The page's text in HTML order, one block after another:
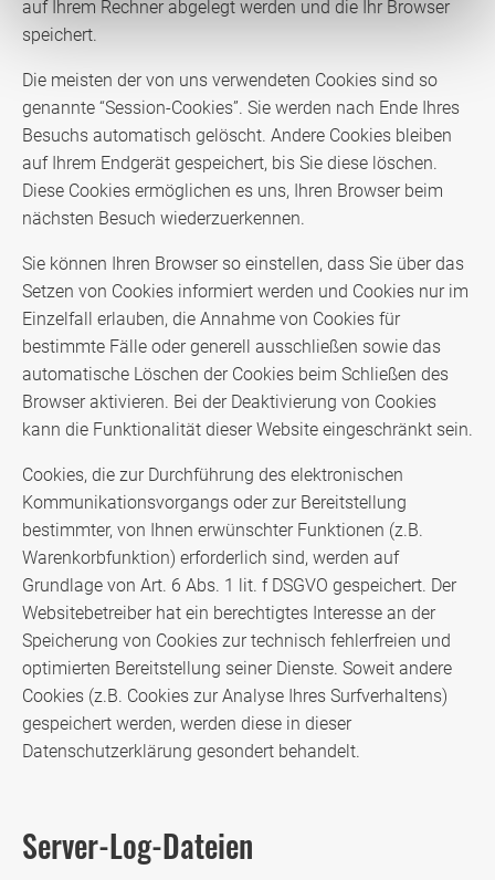
auf Ihrem Rechner abgelegt werden und die Ihr Browser
speichert.
Die meisten der von uns verwendeten Cookies sind so
genannte “Session-Cookies”. Sie werden nach Ende Ihres
Besuchs automatisch gelöscht. Andere Cookies bleiben
auf Ihrem Endgerät gespeichert, bis Sie diese löschen.
Diese Cookies ermöglichen es uns, Ihren Browser beim
nächsten Besuch wiederzuerkennen.
Sie können Ihren Browser so einstellen, dass Sie über das
Setzen von Cookies informiert werden und Cookies nur im
Einzelfall erlauben, die Annahme von Cookies für
bestimmte Fälle oder generell ausschließen sowie das
automatische Löschen der Cookies beim Schließen des
Browser aktivieren. Bei der Deaktivierung von Cookies
kann die Funktionalität dieser Website eingeschränkt sein.
Cookies, die zur Durchführung des elektronischen
Kommunikationsvorgangs oder zur Bereitstellung
bestimmter, von Ihnen erwünschter Funktionen (z.B.
Warenkorbfunktion) erforderlich sind, werden auf
Grundlage von Art. 6 Abs. 1 lit. f DSGVO gespeichert. Der
Websitebetreiber hat ein berechtigtes Interesse an der
Speicherung von Cookies zur technisch fehlerfreien und
optimierten Bereitstellung seiner Dienste. Soweit andere
Cookies (z.B. Cookies zur Analyse Ihres Surfverhaltens)
gespeichert werden, werden diese in dieser
Datenschutzerklärung gesondert behandelt.
Server-Log-Dateien